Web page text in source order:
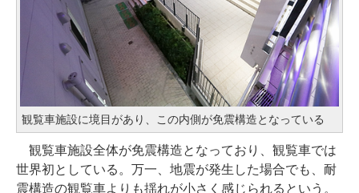
観覧車施設に境目があり、この内側が免震構造となっている
観覧車施設全体が免震構造となっており、観覧車では
世界初としている。万一、地震が発生した場合でも、耐
震構造の観覧車よりも揺れが小さく感じられるという。